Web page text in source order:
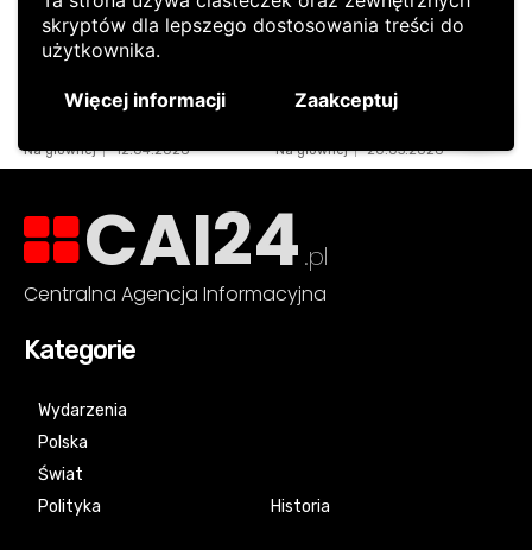
CAI24 .pl
Centralna Agencja Informacyjna
Kategorie
Wydarzenia
Polska
Świat
Polityka
Historia